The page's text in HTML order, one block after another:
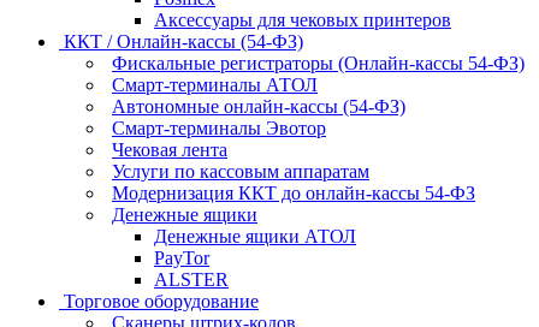
Аксессуары для чековых принтеров
ККТ / Онлайн-кассы (54-ФЗ)
Фискальные регистраторы (Онлайн-кассы 54-ФЗ)
Смарт-терминалы АТОЛ
Автономные онлайн-кассы (54-ФЗ)
Смарт-терминалы Эвотор
Чековая лента
Услуги по кассовым аппаратам
Модернизация ККТ до онлайн-кассы 54-ФЗ
Денежные ящики
Денежные ящики АТОЛ
PayTor
ALSTER
Торговое оборудование
Сканеры штрих-кодов